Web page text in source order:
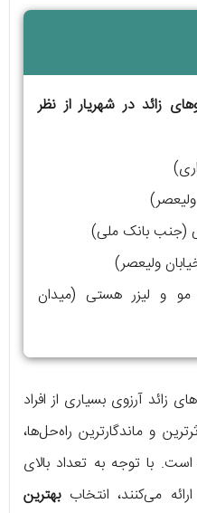
زائد در شهریار از نظر
(جنب بانک ملی)
ولیعصر)
و لیزر هستی (میدان
آرزوی بسیاری از افراد
و ماندگارترین راه‌حل‌ها،
است. با توجه به تعداد بالای
می‌کنند، انتخاببهترین